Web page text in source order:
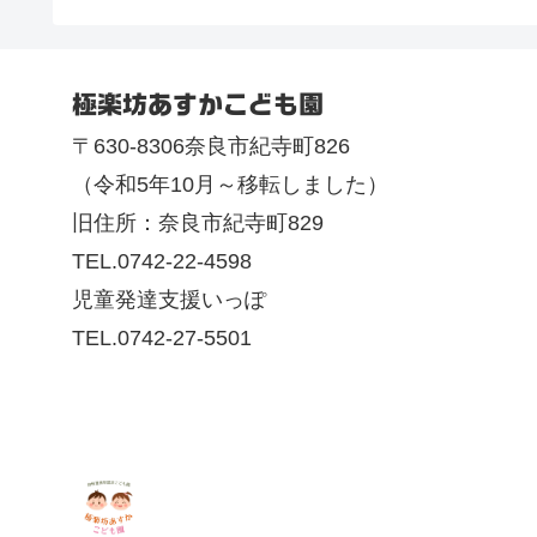
極楽坊あすかこども園
〒630-8306奈良市紀寺町826
（令和5年10月～移転しました）
旧住所：奈良市紀寺町829
TEL.0742-22-4598
児童発達支援いっぽ
TEL.0742-27-5501